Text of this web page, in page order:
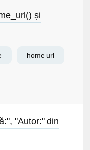
și
home url
"Autor:" din